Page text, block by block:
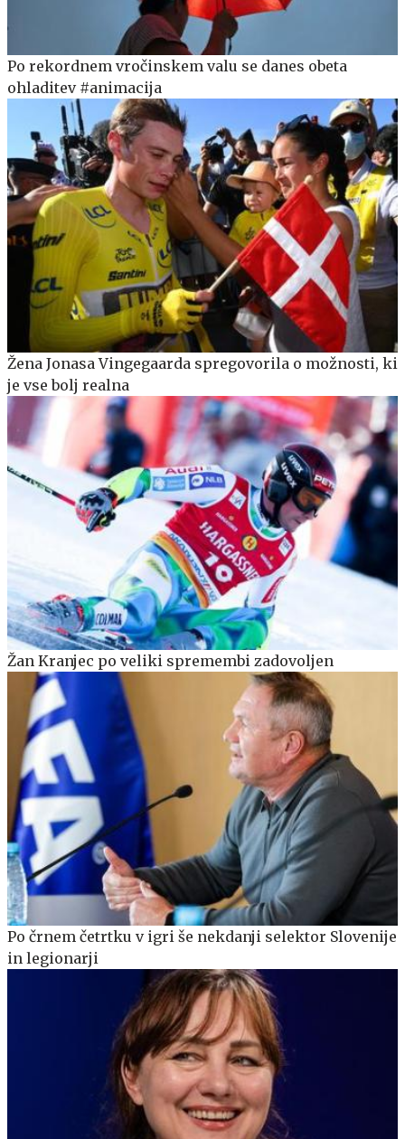
Po rekordnem vročinskem valu se danes obeta
ohladitev #animacija
Žena Jonasa Vingegaarda spregovorila o možnosti, ki
je vse bolj realna
Žan Kranjec po veliki spremembi zadovoljen
Po črnem četrtku v igri še nekdanji selektor Slovenije
in legionarji